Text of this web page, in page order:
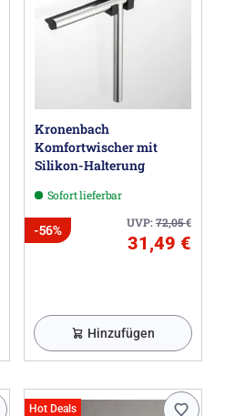
Kronenbach
Komfortwischer mit
Silikon-Halterung
Sofort lieferbar
UVP:72,05€
-56%
31,49 €
Hinzufügen
Hot Deals